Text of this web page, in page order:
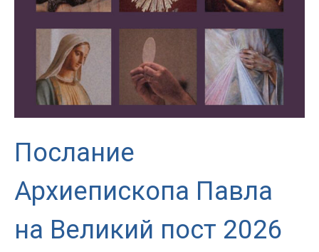
праздник
Послание
Архиепископа Павла
на Великий пост 2026